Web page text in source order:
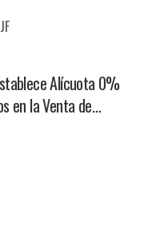
Alícuota 0%
en la Venta de…